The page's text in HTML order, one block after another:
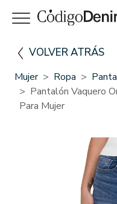
VOLVER ATRÁS
Mujer Ropa
Pantalón Vaquero
Para Mujer